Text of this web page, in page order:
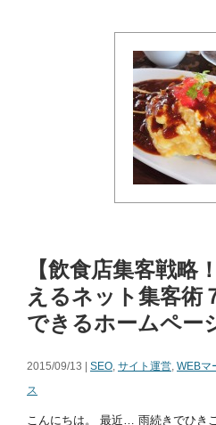
【飲食店集客戦略
えるネット集客術
できるホームペー
2015/09/13 | SEO, サイト運営, WEBマ
ス
こんにちは。 最近… 雨続きでひき